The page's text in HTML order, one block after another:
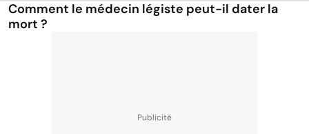
Comment le médecin légiste peut-il dater la
mort ?